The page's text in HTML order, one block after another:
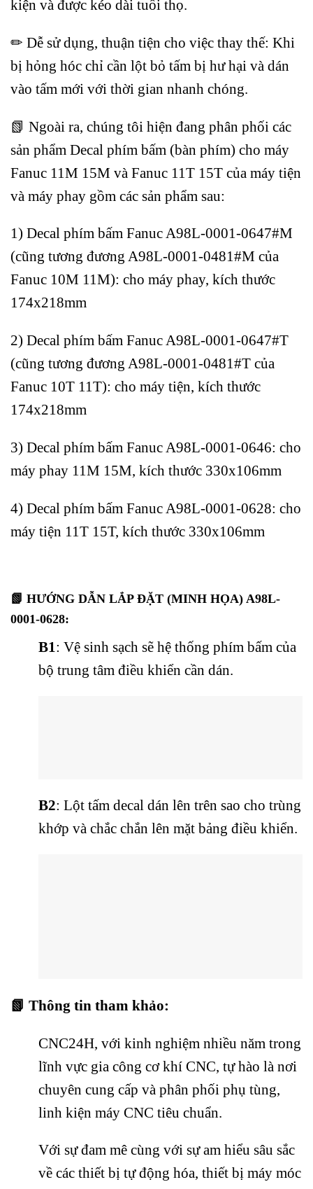
kiện và được kéo dài tuổi thọ.
✏ Dễ sử dụng, thuận tiện cho việc thay thế: Khi
bị hỏng hóc chỉ cần lột bỏ tấm bị hư hại và dán
vào tấm mới với thời gian nhanh chóng.
📗 Ngoài ra, chúng tôi hiện đang phân phối các
sản phẩm Decal phím bấm (bàn phím) cho máy
Fanuc 11M 15M và Fanuc 11T 15T của máy tiện
và máy phay gồm các sản phẩm sau:
1) Decal phím bấm Fanuc A98L-0001-0647#M
(cũng tương đương A98L-0001-0481#M của
Fanuc 10M 11M): cho máy phay, kích thước
174x218mm
2) Decal phím bấm Fanuc A98L-0001-0647#T
(cũng tương đương A98L-0001-0481#T của
Fanuc 10T 11T): cho máy tiện, kích thước
174x218mm
3) Decal phím bấm Fanuc A98L-0001-0646: cho
máy phay 11M 15M, kích thước 330x106mm
4) Decal phím bấm Fanuc A98L-0001-0628: cho
máy tiện 11T 15T, kích thước 330x106mm
📗 HƯỚNG DẪN LẮP ĐẶT (MINH HỌA) A98L-
0001-0628:
B1: Vệ sinh sạch sẽ hệ thống phím bấm của
bộ trung tâm điều khiển cần dán.
B2: Lột tấm decal dán lên trên sao cho trùng
khớp và chắc chắn lên mặt bảng điều khiển.
📗 Thông tin tham khảo:
CNC24H, với kinh nghiệm nhiều năm trong
lĩnh vực gia công cơ khí CNC, tự hào là nơi
chuyên cung cấp và phân phối phụ tùng,
linh kiện máy CNC tiêu chuẩn.
Với sự đam mê cùng với sự am hiểu sâu sắc
về các thiết bị tự động hóa, thiết bị máy móc